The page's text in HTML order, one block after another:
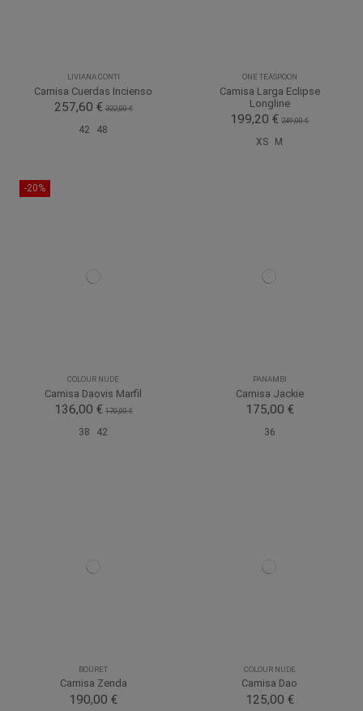
LIVIANA CONTI
Camisa Cuerdas Incienso
257,60 € 322,00 €
42 48
ONE TEASPOON
Camisa Larga Eclipse
Longline
199,20 € 249,00 €
XS M
-20%
COLOUR NUDE
Camisa Daovis Marfil
136,00 € 170,00 €
38 42
PANAMBI
Camisa Jackie
175,00 €
36
BOÜRET
Camisa Zenda
190,00 €
COLOUR NUDE
Camisa Dao
125,00 €